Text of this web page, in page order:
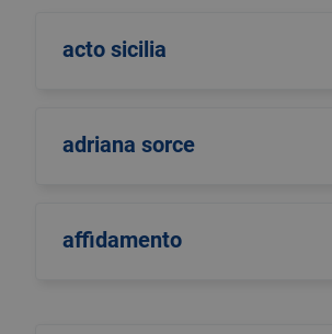
acto sicilia
adriana sorce
affidamento